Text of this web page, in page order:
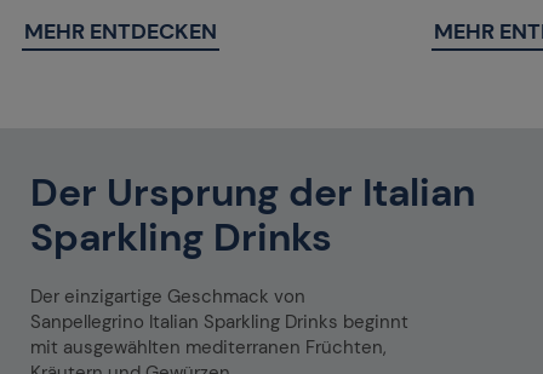
MEHR ENTDECKEN MEHR
Der Ursprung der Italian
Sparkling Drinks
Der einzigartige Geschmack von
Sanpellegrino Italian Sparkling Drinks beginnt
mit ausgewählten mediterranen Früchten,